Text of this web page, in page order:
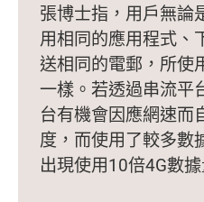
張博士指，用戶無論
用相同的應用程式、
送相同的電郵，所使
一樣。若透過串流平
台有機會因應網速而
度，而使用了較多數
出現使用10倍4G數